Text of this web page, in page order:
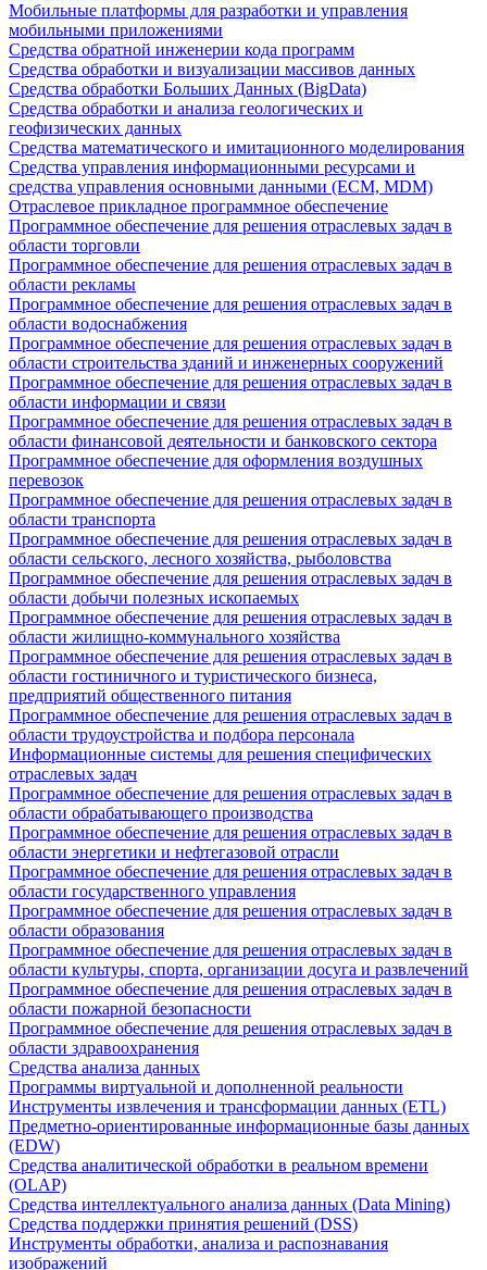
Мобильные платформы для разработки и управления
мобильными приложениями
Средства обратной инженерии кода программ
Средства обработки и визуализации массивов данных
Средства обработки Больших Данных (BigData)
Средства обработки и анализа геологических и
геофизических данных
Средства математического и имитационного моделирования
Средства управления информационными ресурсами и
средства управления основными данными (ECM, MDM)
Отраслевое прикладное программное обеспечение
Программное обеспечение для решения отраслевых задач в
области торговли
Программное обеспечение для решения отраслевых задач в
области рекламы
Программное обеспечение для решения отраслевых задач в
области водоснабжения
Программное обеспечение для решения отраслевых задач в
области строительства зданий и инженерных сооружений
Программное обеспечение для решения отраслевых задач в
области информации и связи
Программное обеспечение для решения отраслевых задач в
области финансовой деятельности и банковского сектора
Программное обеспечение для оформления воздушных
перевозок
Программное обеспечение для решения отраслевых задач в
области транспорта
Программное обеспечение для решения отраслевых задач в
области сельского, лесного хозяйства, рыболовства
Программное обеспечение для решения отраслевых задач в
области добычи полезных ископаемых
Программное обеспечение для решения отраслевых задач в
области жилищно-коммунального хозяйства
Программное обеспечение для решения отраслевых задач в
области гостиничного и туристического бизнеса,
предприятий общественного питания
Программное обеспечение для решения отраслевых задач в
области трудоустройства и подбора персонала
Информационные системы для решения специфических
отраслевых задач
Программное обеспечение для решения отраслевых задач в
области обрабатывающего производства
Программное обеспечение для решения отраслевых задач в
области энергетики и нефтегазовой отрасли
Программное обеспечение для решения отраслевых задач в
области государственного управления
Программное обеспечение для решения отраслевых задач в
области образования
Программное обеспечение для решения отраслевых задач в
области культуры, спорта, организации досуга и развлечений
Программное обеспечение для решения отраслевых задач в
области пожарной безопасности
Программное обеспечение для решения отраслевых задач в
области здравоохранения
Средства анализа данных
Программы виртуальной и дополненной реальности
Инструменты извлечения и трансформации данных (ETL)
Предметно-ориентированные информационные базы данных
(EDW)
Средства аналитической обработки в реальном времени
(OLAP)
Средства интеллектуального анализа данных (Data Mining)
Средства поддержки принятия решений (DSS)
Инструменты обработки, анализа и распознавания
изображений